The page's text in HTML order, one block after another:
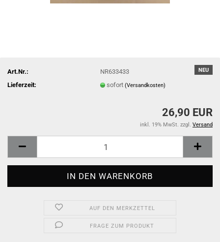
NEU
Art.Nr.:
NR633433
Lieferzeit:
sofort(Versandkosten)
26,90 EUR
inkl. 19% MwSt. zzgl. Versand
AUF DEN MERKZETTEL
FRAGE ZUM PRODUKT